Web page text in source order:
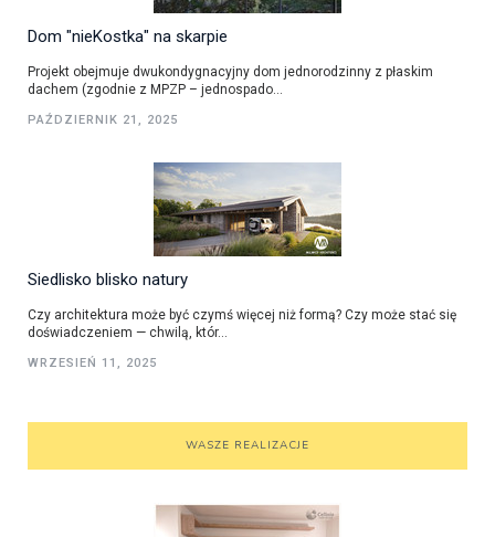
Dom "nieKostka" na skarpie
Projekt obejmuje dwukondygnacyjny dom jednorodzinny z płaskim
dachem (zgodnie z MPZP – jednospado...
PAŹDZIERNIK 21, 2025
Siedlisko blisko natury
Czy architektura może być czymś więcej niż formą? Czy może stać się
doświadczeniem — chwilą, któr...
WRZESIEŃ 11, 2025
WASZE REALIZACJE